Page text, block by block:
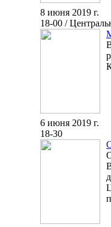
8 июня 2019 г.
18-00 /
6 июня 2019 г.
18-30